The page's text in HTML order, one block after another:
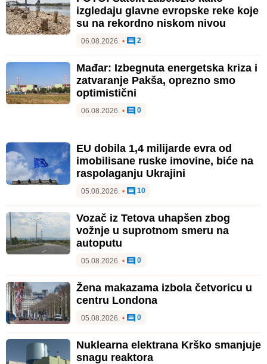
izgledaju glavne evropske reke koje
su na rekordno niskom nivou
06.08.2026. • 2
Mađar: Izbegnuta energetska kriza i
zatvaranje Pakša, oprezno smo
optimistični
06.08.2026. • 0
EU dobila 1,4 milijarde evra od
imobilisane ruske imovine, biće na
raspolaganju Ukrajini
05.08.2026. • 10
Vozač iz Tetova uhapšen zbog
vožnje u suprotnom smeru na
autoputu
05.08.2026. • 0
Žena makazama izbola četvoricu u
centru Londona
05.08.2026. • 0
Nuklearna elektrana Krško smanjuje
snagu reaktora